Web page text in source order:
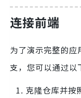
连接前端
为了演示完整的
支，您可以通过以
克隆仓库并按